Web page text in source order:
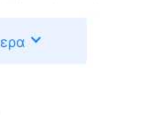
Ξανάφερνα τα
φύσει ευθύς